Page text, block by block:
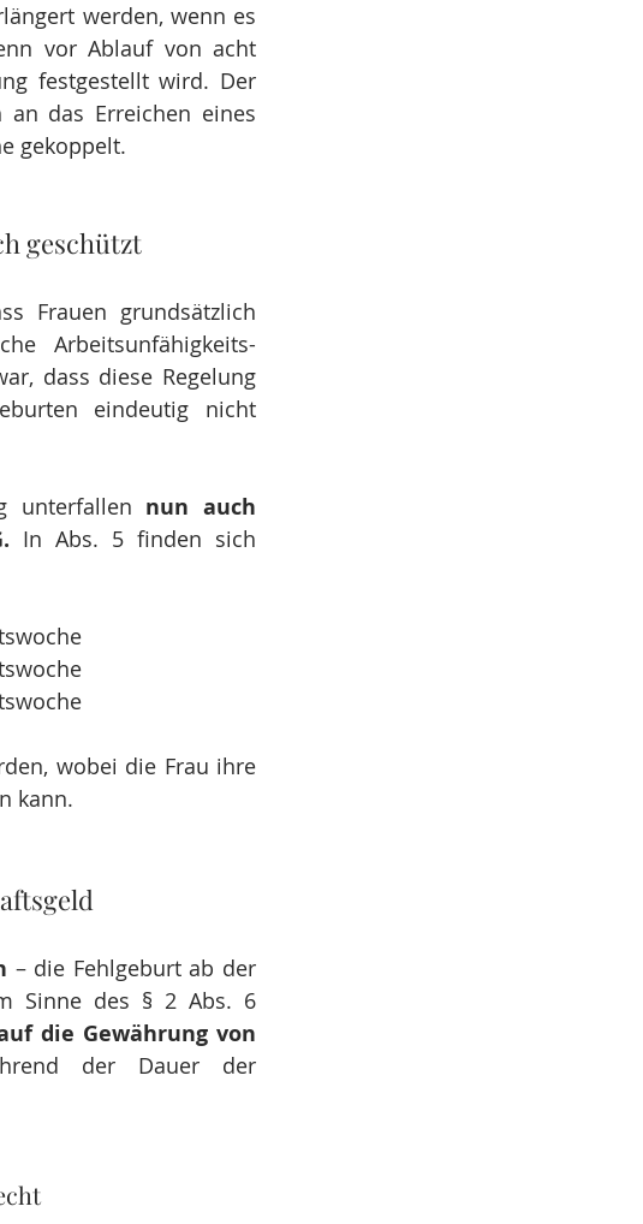
werden, wenn es
vor Ablauf von acht
festgestellt wird. Der
das Erreichen eines
gekoppelt.
geschützt
Frauen grundsätzlich
Arbeitsunfähigkeits-
dass diese Regelung
eindeutig nicht
unterfallen nun auch
In Abs. 5 finden sich
wobei die Frau ihre
kann.
– die Fehlgeburt ab der
Sinne des § 2 Abs. 6
die Gewährung von
der Dauer der